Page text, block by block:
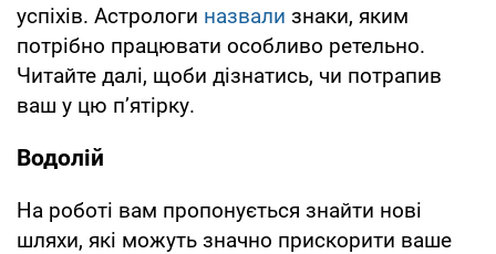
успіхів. Астрологи назвали знаки, яким
потрібно працювати особливо ретельно.
Читайте далі, щоби дізнатись, чи потрапив
ваш у цю п’ятірку.
Водолій
На роботі вам пропонується знайти нові
шляхи, які можуть значно прискорити ваше